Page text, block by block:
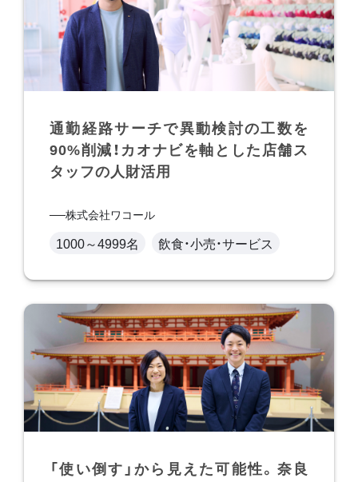
通勤経路サーチで異動検討の工数を
90%削減！カオナビを軸とした店舗ス
タッフの人財活用
株式会社ワコール
1000～4999名 飲食・小売・サービス
「使い倒す」から見えた可能性。奈良